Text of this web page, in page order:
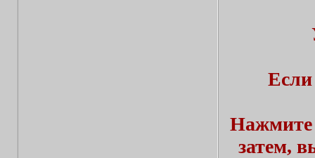
Если
Нажмите
затем,